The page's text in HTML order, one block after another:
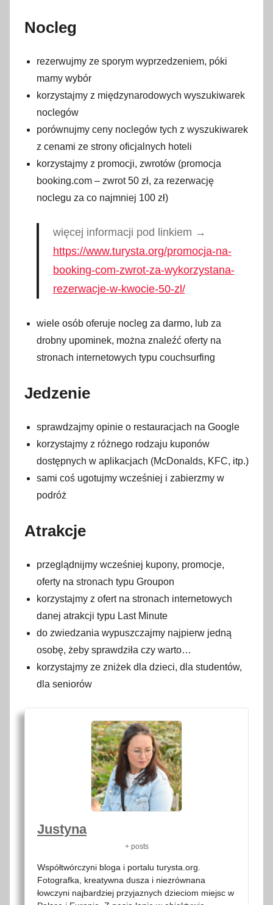
Nocleg
rezerwujmy ze sporym wyprzedzeniem, póki
mamy wybór
korzystajmy z międzynarodowych wyszukiwarek
noclegów
porównujmy ceny noclegów tych z wyszukiwarek
z cenami ze strony oficjalnych hoteli
korzystajmy z promocji, zwrotów (promocja
booking.com – zwrot 50 zł, za rezerwację
noclegu za co najmniej 100 zł)
więcej informacji pod linkiem →
https://www.turysta.org/promocja-na-
booking-com-zwrot-za-wykorzystana-
rezerwacje-w-kwocie-50-zl/
wiele osób oferuje nocleg za darmo, lub za
drobny upominek, można znaleźć oferty na
stronach internetowych typu couchsurfing
Jedzenie
sprawdzajmy opinie o restauracjach na Google
korzystajmy z różnego rodzaju kuponów
dostępnych w aplikacjach (McDonalds, KFC, itp.)
sami coś ugotujmy wcześniej i zabierzmy w
podróż
Atrakcje
przeglądnijmy wcześniej kupony, promocje,
oferty na stronach typu Groupon
korzystajmy z ofert na stronach internetowych
danej atrakcji typu Last Minute
do zwiedzania wypuszczajmy najpierw jedną
osobę, żeby sprawdziła czy warto…
korzystajmy ze zniżek dla dzieci, dla studentów,
dla seniorów
Justyna
+ posts
Współtwórczyni bloga i portalu turysta.org.
Fotografka, kreatywna dusza i niezrównana
łowczyni najbardziej przyjaznych dzieciom miejsc w